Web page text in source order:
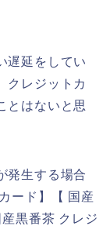
遅延をしてい
クレジットカ
とはないと思
発生する場合
ード】【 国産
黒番茶 クレジ